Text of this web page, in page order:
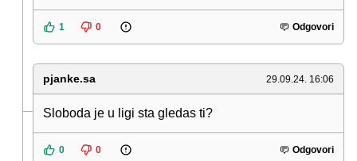
1 0 Odgovori
pjanke.sa 29.09.24. 16:06
Sloboda je u ligi sta gledas ti?
0 0 Odgovori